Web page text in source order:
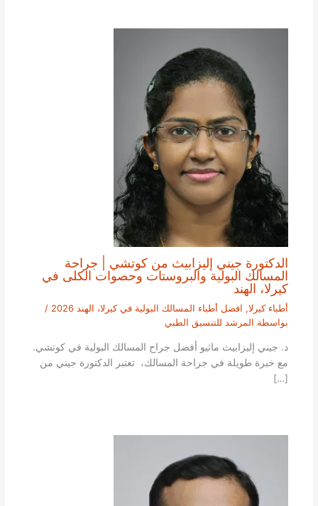
الدكتورة جيني إليزابيث من كوتشي | جراحة
المسالك البولية والبروستات وحصوات الكلى في
كيرلا، الهند
أطباء كيرلا, افضل أطباء المسالك البولية في كيرلا، الهند 2026
/
بواسطة المرشد للتنسيق الطبي
د. جيني إليزابيث ماثيو أفضل جراح المسالك البولية في كوتشي.
مع خبرة طويلة في جراحة المسالك، تعتبر الدكتورة جيني من
[…]